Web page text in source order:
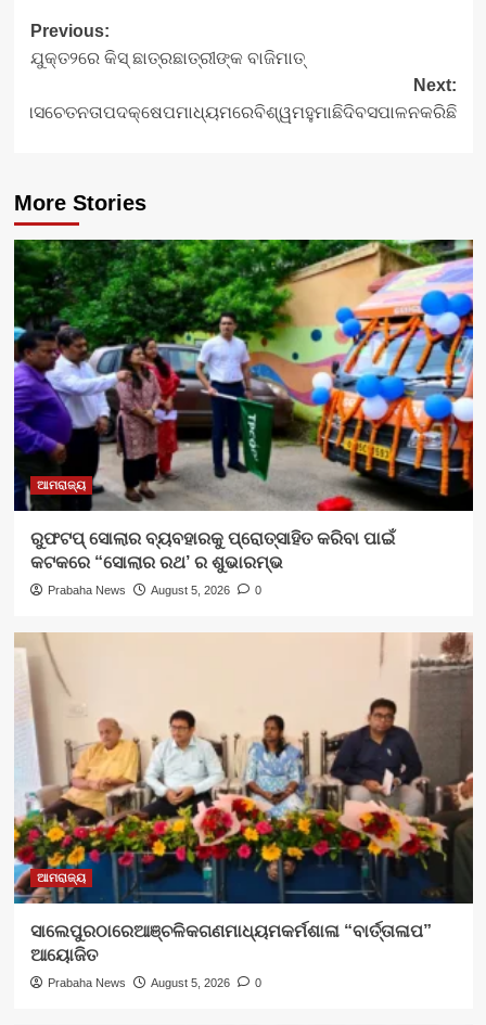
Post
navigation
Previous:
ଯୁକ୍ତ୨ରେ କିସ୍‍ ଛାତ୍ରଛାତ୍ରୀଙ୍କ ବାଜିମାତ୍‍
Next:
More Stories
ଆମରାଜ୍ୟ
ରୁଫଟପ୍ ସୋଲାର ବ୍ୟବହାରକୁ ପ୍ରୋତ୍ସାହିତ କରିବା ପାଇଁ
କଟକରେ “ସୋଲାର ରଥ’ ର ଶୁଭାରମ୍ଭ
Prabaha News August 5, 2026 0
ଆମରାଜ୍ୟ
ସାଲେପୁରଠାରେଆଞ୍ଚଳିକଗଣମାଧ୍ୟମକର୍ମଶାଳା “ବାର୍ତ୍ତାଳାପ”
ଆୟୋଜିତ
Prabaha News August 5, 2026 0